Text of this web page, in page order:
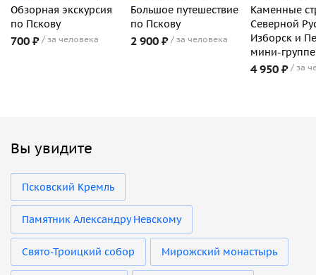
Обзорная экскурсия
по Пскову
700 ₽ за человека
Большое путешествие
по Пскову
2 900 ₽ за человека
Каменные
Северной
Изборск и
мини-группе
4 950 ₽ за
Вы увидите
Псковский Кремль
Памятник Александру Невскому
Свято-Троицкий собор Мирожский монастырь